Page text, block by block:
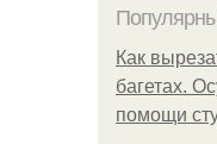
Как
багетах.
помощи